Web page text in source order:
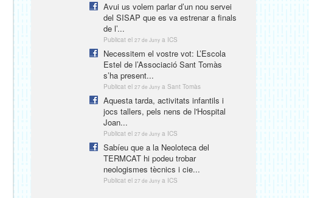
Avui us volem parlar d’un nou servei
del SISAP que es va estrenar a finals
de l’...
Publicat el 27 de Juny a ICS
Necessitem el vostre vot: L’Escola
Estel de l’Associació Sant Tomàs
s’ha present...
Publicat el 27 de Juny a Sant Tomàs
Aquesta tarda, activitats infantils i
jocs tallers, pels nens de l'Hospital
Joan...
Publicat el 27 de Juny a ICS
Sabíeu que a la Neoloteca del
TERMCAT hi podeu trobar
neologismes tècnics i cie...
Publicat el 27 de Juny a ICS